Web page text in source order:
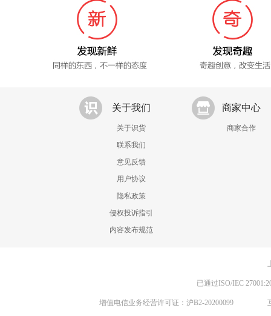
关于我们
关于识货
联系我们
意见反馈
用户协议
隐私政策
侵权投诉指引
内容发布规范
商家中心
商家合作
已通过ISO/IEC
增值电信业务经营许可证：沪B2-20200099